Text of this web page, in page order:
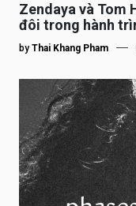
Zendaya và Tom
đôi trong hành
by Thai Khang Pham